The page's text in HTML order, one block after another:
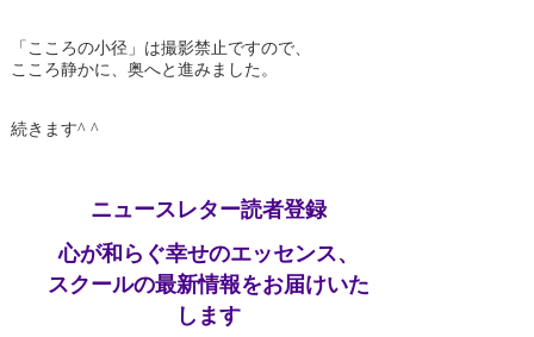
「こころの小径」は撮影禁止ですので、
こころ静かに、奥へと進みました。
続きます^ ^
ニュースレター読者登録
心が和らぐ幸せのエッセンス、
スクールの最新情報をお届けいた
します